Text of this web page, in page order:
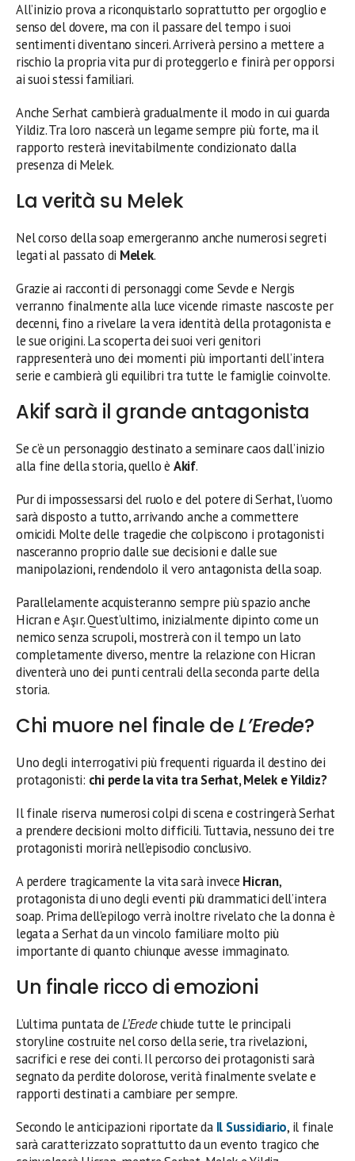
All’inizio prova a riconquistarlo soprattutto per orgoglio e
senso del dovere, ma con il passare del tempo i suoi
sentimenti diventano sinceri. Arriverà persino a mettere a
rischio la propria vita pur di proteggerlo e finirà per opporsi
ai suoi stessi familiari.
Anche Serhat cambierà gradualmente il modo in cui guarda
Yildiz. Tra loro nascerà un legame sempre più forte, ma il
rapporto resterà inevitabilmente condizionato dalla
presenza di Melek.
La verità su Melek
Nel corso della soap emergeranno anche numerosi segreti
legati al passato di Melek.
Grazie ai racconti di personaggi come Sevde e Nergis
verranno finalmente alla luce vicende rimaste nascoste per
decenni, fino a rivelare la vera identità della protagonista e
le sue origini. La scoperta dei suoi veri genitori
rappresenterà uno dei momenti più importanti dell’intera
serie e cambierà gli equilibri tra tutte le famiglie coinvolte.
Akif sarà il grande antagonista
Se c’è un personaggio destinato a seminare caos dall’inizio
alla fine della storia, quello è Akif.
Pur di impossessarsi del ruolo e del potere di Serhat, l’uomo
sarà disposto a tutto, arrivando anche a commettere
omicidi. Molte delle tragedie che colpiscono i protagonisti
nasceranno proprio dalle sue decisioni e dalle sue
manipolazioni, rendendolo il vero antagonista della soap.
Parallelamente acquisteranno sempre più spazio anche
Hicran e Aşır. Quest’ultimo, inizialmente dipinto come un
nemico senza scrupoli, mostrerà con il tempo un lato
completamente diverso, mentre la relazione con Hicran
diventerà uno dei punti centrali della seconda parte della
storia.
Chi muore nel finale deL’Erede?
Uno degli interrogativi più frequenti riguarda il destino dei
protagonisti: chi perde la vita tra Serhat, Melek e Yildiz?
Il finale riserva numerosi colpi di scena e costringerà Serhat
a prendere decisioni molto difficili. Tuttavia, nessuno dei tre
protagonisti morirà nell’episodio conclusivo.
A perdere tragicamente la vita sarà invece Hicran,
protagonista di uno degli eventi più drammatici dell’intera
soap. Prima dell’epilogo verrà inoltre rivelato che la donna è
legata a Serhat da un vincolo familiare molto più
importante di quanto chiunque avesse immaginato.
Un finale ricco di emozioni
L’ultima puntata deL’Eredechiude tutte le principali
storyline costruite nel corso della serie, tra rivelazioni,
sacrifici e rese dei conti. Il percorso dei protagonisti sarà
segnato da perdite dolorose, verità finalmente svelate e
rapporti destinati a cambiare per sempre.
Secondo le anticipazioni riportate da Il Sussidiario, il finale
sarà caratterizzato soprattutto da un evento tragico che